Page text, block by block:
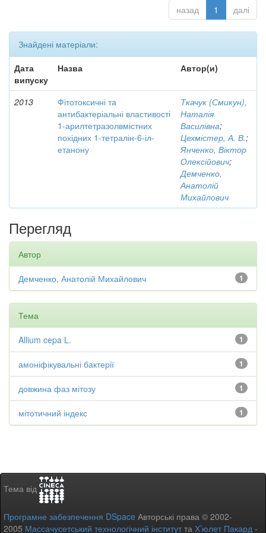
назад 1 далі
Знайдені матеріали:
Дата
випуску
Назва Автор(и)
2013
Фітотоксичні та
антибактеріальні властивості
1-арилтетразолвмістних
похідних 1-тетралін-6-іл-
етанону
Ткачук (Смикун),
Наталія
Василівна;
Цехмістер, А. В.;
Янченко, Віктор
Олексійович;
Демченко,
Анатолій
Михайлович
Перегляд
Автор
1
Демченко, Анатолій Михайлович
Тема
1
Allium cepa L.
1
амоніфікувальні бактерії
1
довжина фаз мітозу
1
мітотичний індекс
Тема від
Програмне забезпечення DSpace Авторські права © 2002-
2005 Массачусетський технологічний інститутта Х’юлет Пакард -